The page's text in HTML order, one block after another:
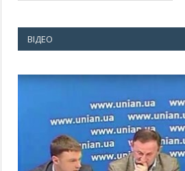
ВІДЕО